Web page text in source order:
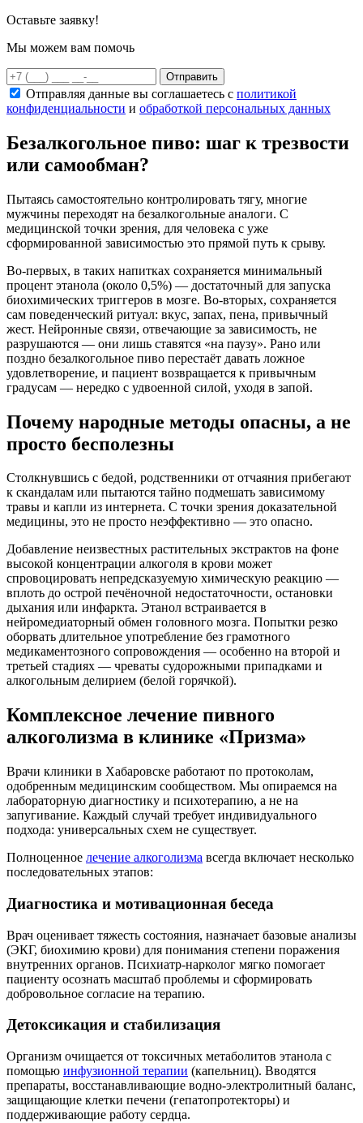
Оставьте заявку!
Мы можем вам помочь
Отправить
Отправляя данные вы соглашаетесь c политикой
конфиденциальности и обработкой персональных данных
Безалкогольное пиво: шаг к трезвости
или самообман?
Пытаясь самостоятельно контролировать тягу, многие
мужчины переходят на безалкогольные аналоги. С
медицинской точки зрения, для человека с уже
сформированной зависимостью это прямой путь к срыву.
Во-первых, в таких напитках сохраняется минимальный
процент этанола (около 0,5%) — достаточный для запуска
биохимических триггеров в мозге. Во-вторых, сохраняется
сам поведенческий ритуал: вкус, запах, пена, привычный
жест. Нейронные связи, отвечающие за зависимость, не
разрушаются — они лишь ставятся «на паузу». Рано или
поздно безалкогольное пиво перестаёт давать ложное
удовлетворение, и пациент возвращается к привычным
градусам — нередко с удвоенной силой, уходя в запой.
Почему народные методы опасны, а не
просто бесполезны
Столкнувшись с бедой, родственники от отчаяния прибегают
к скандалам или пытаются тайно подмешать зависимому
травы и капли из интернета. С точки зрения доказательной
медицины, это не просто неэффективно — это опасно.
Добавление неизвестных растительных экстрактов на фоне
высокой концентрации алкоголя в крови может
спровоцировать непредсказуемую химическую реакцию —
вплоть до острой печёночной недостаточности, остановки
дыхания или инфаркта. Этанол встраивается в
нейромедиаторный обмен головного мозга. Попытки резко
оборвать длительное употребление без грамотного
медикаментозного сопровождения — особенно на второй и
третьей стадиях — чреваты судорожными припадками и
алкогольным делирием (белой горячкой).
Комплексное лечение пивного
алкоголизма в клинике «Призма»
Врачи клиники в Хабаровске работают по протоколам,
одобренным медицинским сообществом. Мы опираемся на
лабораторную диагностику и психотерапию, а не на
запугивание. Каждый случай требует индивидуального
подхода: универсальных схем не существует.
Полноценное лечение алкоголизма всегда включает несколько
последовательных этапов:
Диагностика и мотивационная беседа
Врач оценивает тяжесть состояния, назначает базовые анализы
(ЭКГ, биохимию крови) для понимания степени поражения
внутренних органов. Психиатр-нарколог мягко помогает
пациенту осознать масштаб проблемы и сформировать
добровольное согласие на терапию.
Детоксикация и стабилизация
Организм очищается от токсичных метаболитов этанола с
помощью инфузионной терапии (капельниц). Вводятся
препараты, восстанавливающие водно-электролитный баланс,
защищающие клетки печени (гепатопротекторы) и
поддерживающие работу сердца.